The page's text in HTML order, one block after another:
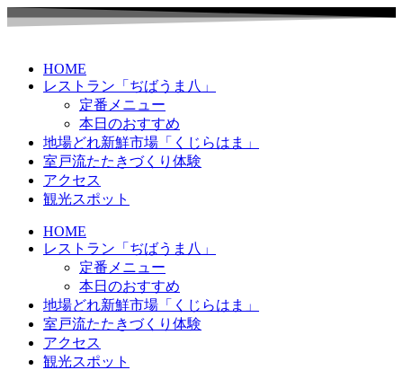
HOME
レストラン「ぢばうま八」
定番メニュー
本日のおすすめ
地場どれ新鮮市場「くじらはま」
室戸流たたきづくり体験
アクセス
観光スポット
HOME
レストラン「ぢばうま八」
定番メニュー
本日のおすすめ
地場どれ新鮮市場「くじらはま」
室戸流たたきづくり体験
アクセス
観光スポット